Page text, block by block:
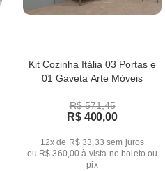
Kit Cozinha Itália 03 Portas e
01 Gaveta Arte Móveis
R$ 571,45
R$ 400,00
12x de R$ 33,33 sem juros
ou R$ 360,00 à vista no boleto ou
pix